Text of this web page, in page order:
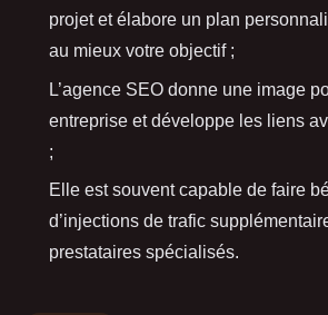
projet et élabore un plan
au mieux votre objectif ;
L’agence SEO donne une image
entreprise et développe les liens
;
Elle est souvent capable de faire
d’injections de trafic
prestataires spécialisés.